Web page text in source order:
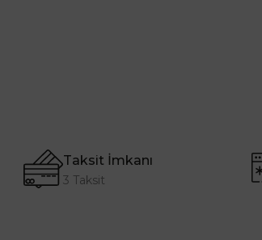
Taksit İmkanı
3 Taksit